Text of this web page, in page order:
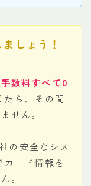
しょう！
数料すべて0
ら、その間
せん。
の安全なシス
ード情報を
。